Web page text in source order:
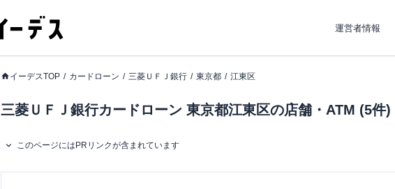
運営者情報
イーデスTOP カードローン 三菱ＵＦＪ銀行 東京都 江東区
三菱ＵＦＪ銀行カードローン 東京都江東区の店舗・ATM (5件)
このページにはPRリンクが含まれています